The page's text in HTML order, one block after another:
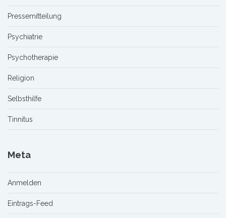
Pressemitteilung
Psychiatrie
Psychotherapie
Religion
Selbsthilfe
Tinnitus
Meta
Anmelden
Eintrags-Feed